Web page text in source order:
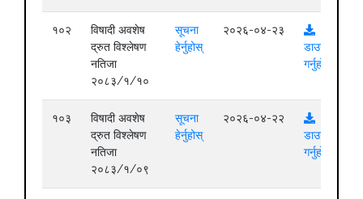
१०२
विषादी अवशेष
द्रुत विश्लेषण
नतिजा
२०८३/१/१०
सूचना
हेर्नुहोस्
२०२६-०४-२३
डाउनलोड
गर्नुहोस्
१०३
विषादी अवशेष
द्रुत विश्लेषण
नतिजा
२०८३/१/०९
सूचना
हेर्नुहोस्
२०२६-०४-२२
डाउनलोड
गर्नुहोस्